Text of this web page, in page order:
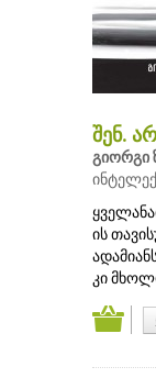
შენ.
გიორგი
ის
კი